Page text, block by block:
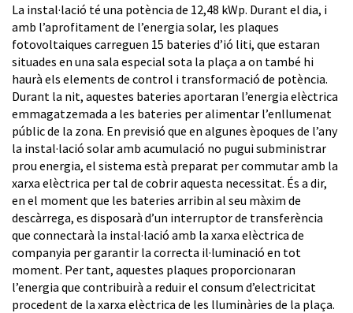
La instal·lació té una potència de 12,48 kWp. Durant el dia, i
amb l’aprofitament de l’energia solar, les plaques
fotovoltaiques carreguen 15 bateries d’ió liti, que estaran
situades en una sala especial sota la plaça a on també hi
haurà els elements de control i transformació de potència.
Durant la nit, aquestes bateries aportaran l’energia elèctrica
emmagatzemada a les bateries per alimentar l’enllumenat
públic de la zona. En previsió que en algunes èpoques de l’any
la instal·lació solar amb acumulació no pugui subministrar
prou energia, el sistema està preparat per commutar amb la
xarxa elèctrica per tal de cobrir aquesta necessitat. És a dir,
en el moment que les bateries arribin al seu màxim de
descàrrega, es disposarà d’un interruptor de transferència
que connectarà la instal·lació amb la xarxa elèctrica de
companyia per garantir la correcta il·luminació en tot
moment. Per tant, aquestes plaques proporcionaran
l’energia que contribuirà a reduir el consum d’electricitat
procedent de la xarxa elèctrica de les lluminàries de la plaça.